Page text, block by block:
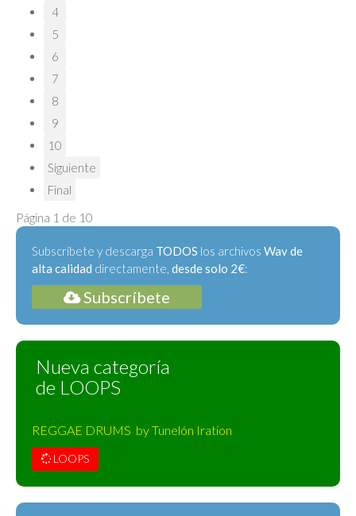
4
5
6
7
8
9
10
Siguiente
Final
Página 1 de 10
Subscríbete y descarga TODOS los archivos Wav de
alta calidad directamente, desde solo 2€:
Subscríbete
Nueva categoría
de LOOPS
REGGAE DRUMS by Tunelón Iration
LOOPS